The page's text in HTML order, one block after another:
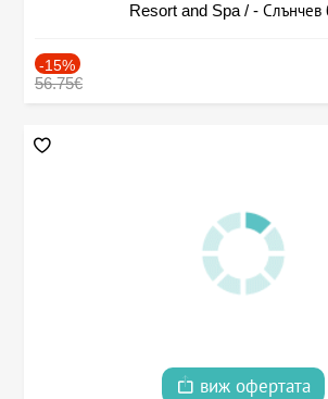
Resort and Spa / - Слънчев
-15%
56.75€
виж офертата